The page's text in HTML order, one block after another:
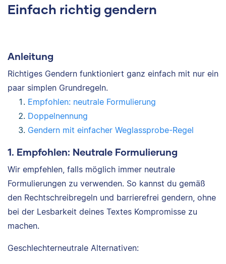
Einfach richtig gendern
Anleitung
Richtiges Gendern funktioniert ganz einfach mit nur ein
paar simplen Grundregeln.
Empfohlen: neutrale Formulierung
Doppelnennung
Gendern mit einfacher Weglassprobe-Regel
1. Empfohlen: Neutrale Formulierung
Wir empfehlen, falls möglich immer neutrale
Formulierungen zu verwenden. So kannst du gemäß
den Rechtschreibregeln und barrierefrei gendern, ohne
bei der Lesbarkeit deines Textes Kompromisse zu
machen.
Geschlechterneutrale Alternativen: